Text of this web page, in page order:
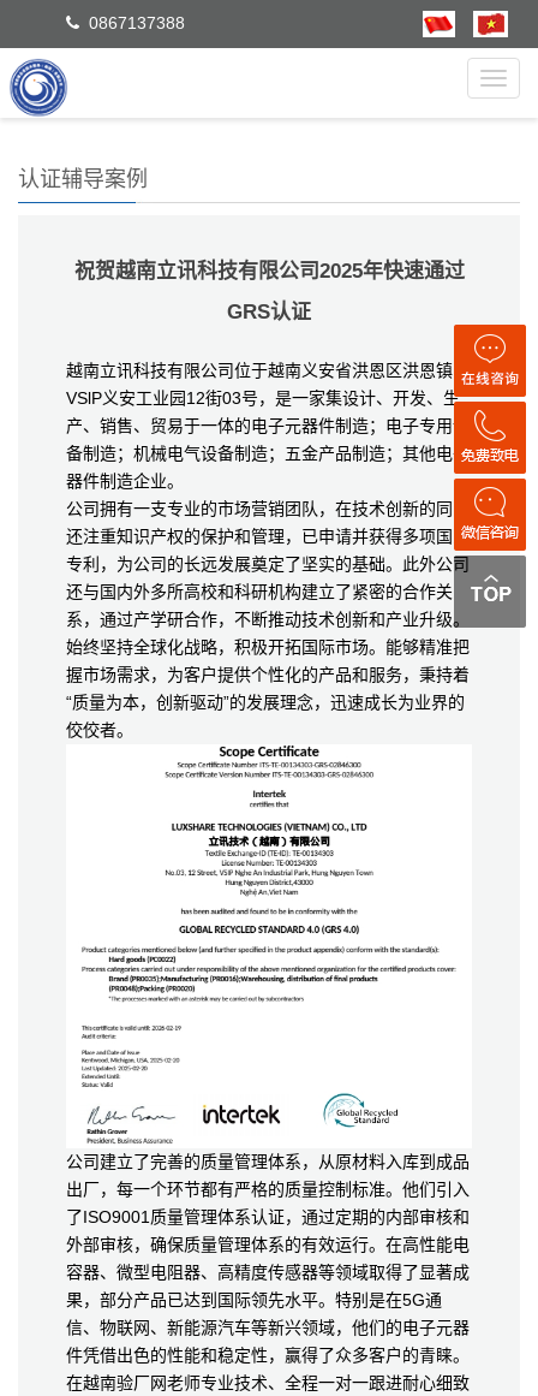
0867137388
认证辅导案例
祝贺越南立讯科技有限公司2025年快速通过
GRS认证
越南立讯科技有限公司位于越南义安省洪恩区洪恩镇
VSlP义安工业园12街03号，是一家集设计、开发、生
产、销售、贸易于一体的电子元器件制造；电子专用设
备制造；机械电气设备制造；五金产品制造；其他电子
器件制造企业。
公司拥有一支专业的市场营销团队，在技术创新的同时
还注重知识产权的保护和管理，已申请并获得多项国家
专利，为公司的长远发展奠定了坚实的基础。此外公司
还与国内外多所高校和科研机构建立了紧密的合作关
系，通过产学研合作，不断推动技术创新和产业升级。
始终坚持全球化战略，积极开拓国际市场。能够精准把
握市场需求，为客户提供个性化的产品和服务，秉持着
“质量为本，创新驱动”的发展理念，迅速成长为业界的
佼佼者。
公司建立了完善的质量管理体系，从原材料入库到成品
出厂，每一个环节都有严格的质量控制标准。他们引入
了ISO9001质量管理体系认证，通过定期的内部审核和
外部审核，确保质量管理体系的有效运行。在高性能电
容器、微型电阻器、高精度传感器等领域取得了显著成
果，部分产品已达到国际领先水平。特别是在5G通
信、物联网、新能源汽车等新兴领域，他们的电子元器
件凭借出色的性能和稳定性，赢得了众多客户的青睐。
在越南验厂网老师专业技术、全程一对一跟进耐心细致